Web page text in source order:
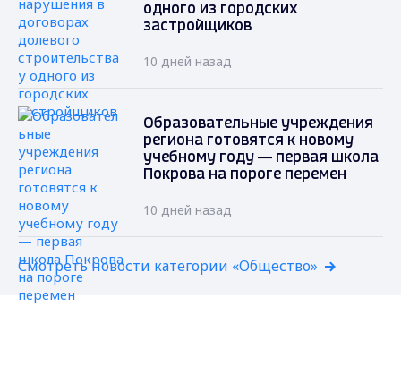
одного из городских
застройщиков
10 дней назад
Образовательные учреждения
региона готовятся к новому
учебному году — первая школа
Покрова на пороге перемен
10 дней назад
Смотреть новости категории «Общество»